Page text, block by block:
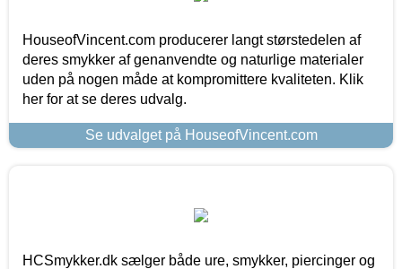
HouseofVincent.com producerer langt størstedelen af
deres smykker af genanvendte og naturlige materialer
uden på nogen måde at kompromittere kvaliteten. Klik
her for at se deres udvalg.
Se udvalget på HouseofVincent.com
HCSmykker.dk sælger både ure, smykker, piercinger og